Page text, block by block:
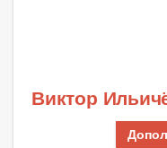
Виктор